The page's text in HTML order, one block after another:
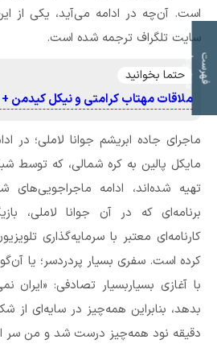
است. آن‌چه در ادامه می‌آید، یکی از
سایت تلگراف ترجمه شده است.
حتما بخوانید
ملاقات مهتاب کرامتی و نیکل کیدمن
ماجرای جاده ابریشم جوانا لاملی؛ در
مایکل پالین به کره شمالی، که توسط
تهیه شده‌اند، ادامه ماجراجویی‌های
برنامه‌ای که در آن جوانا لاملی،
کارنامه‌ای معتبر با سرمایه‌گذاری
کرده است. سفری بسیار پردردسر؛ یا
با آغازی بسیاربسیار تصادفی: «ایران
بدهد، بنابراین همه‌چیز در سایه‌ای از
دقیقه نود همه‌چیز درست شد و من سر از
ف
ه
ر
س
ت
م
و
ض
و
ع
ات